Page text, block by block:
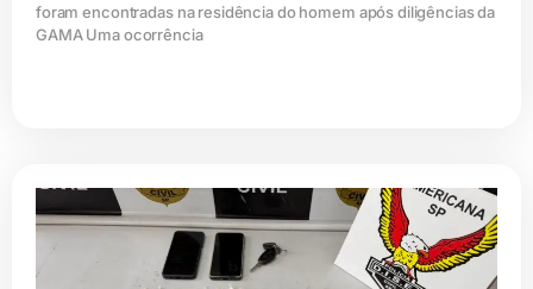
foram encontradas na residência do homem após diligências da
GAMA Uma ocorrência